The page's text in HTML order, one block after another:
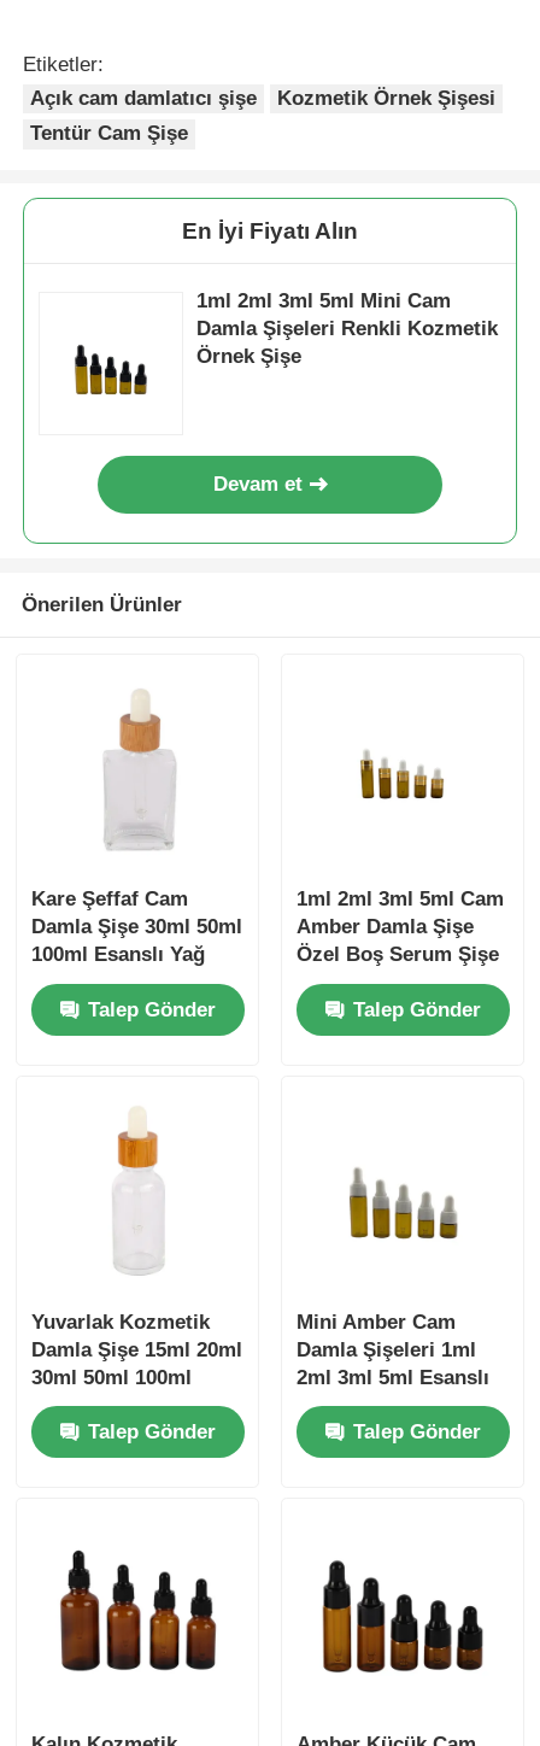
Clip Lock Losyon Pompası
Burun püskürtücü
Etiketler:
Açık cam damlatıcı şişe
Kozmetik Örnek Şişesi
Tentür Cam Şişe
En İyi Fiyatı Alın
1ml 2ml 3ml 5ml Mini Cam
Damla Şişeleri Renkli Kozmetik
Örnek Şişe
Devam et
Önerilen Ürünler
Kare Şeffaf Cam
Damla Şişe 30ml 50ml
100ml Esanslı Yağ
Şişesi Eko Dost
Talep Gönder
1ml 2ml 3ml 5ml Cam
Amber Damla Şişe
Özel Boş Serum Şişe
Damla ile
Talep Gönder
Yuvarlak Kozmetik
Damla Şişe 15ml 20ml
30ml 50ml 100ml
Bambu Cam Damla
Şişe
Talep Gönder
Mini Amber Cam
Damla Şişeleri 1ml
2ml 3ml 5ml Esanslı
Yağ Örneği Şişesi
Talep Gönder